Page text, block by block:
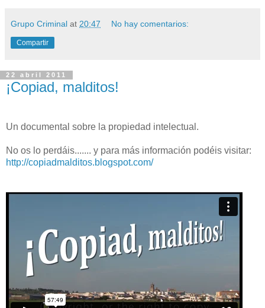
Grupo Criminal at 20:47 No hay comentarios:
Compartir
22 abril 2011
¡Copiad, malditos!
Un documental sobre la propiedad intelectual.
No os lo perdáis....... y para más información podéis visitar:
http://copiadmalditos.blogspot.com/